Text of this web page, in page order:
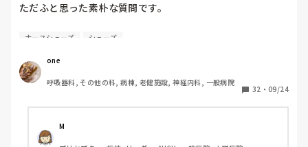
訴訟も視野に入れて行かないといけないかなーとも、思いま
ただふと思った素朴な質問です。
自費購入するナースシューズ(職場で使用してる靴)っていく
わたしの職場の指定は「白のスニーカー」。
すぐに汚くなるので1,500円は絶対に超えたくない思いがあ
半年〜1年未満で交換しています。
職場の人が「ナースシューズに3000円以上は出せない」っ
ナースシューズ シューズ
one
呼吸器科, その他の科, 病棟, 老健施設, 神経内科, 一般病院
32 ・ 09/24
M